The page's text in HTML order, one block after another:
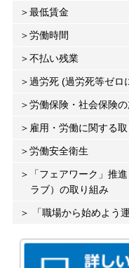
最低賃金
労働時間
不払い残業
過労死 (過労死等ゼロ
労働保険・社会保険の
雇用・労働に関する
労働安全衛生
「フェアワーク」推
ラブ）の取り組み
「職場から始めよう